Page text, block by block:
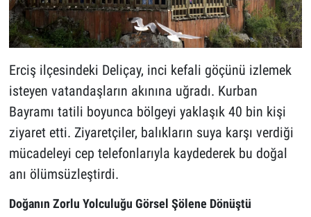
Erciş ilçesindeki Deliçay, inci kefali göçünü izlemek
isteyen vatandaşların akınına uğradı. Kurban
Bayramı tatili boyunca bölgeyi yaklaşık 40 bin kişi
ziyaret etti. Ziyaretçiler, balıkların suya karşı verdiği
mücadeleyi cep telefonlarıyla kaydederek bu doğal
anı ölümsüzleştirdi.
Doğanın Zorlu Yolculuğu Görsel Şölene Dönüştü